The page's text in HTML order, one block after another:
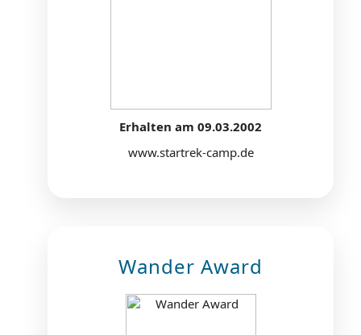
Erhalten am 09.03.2002
www.startrek-camp.de
Wander Award